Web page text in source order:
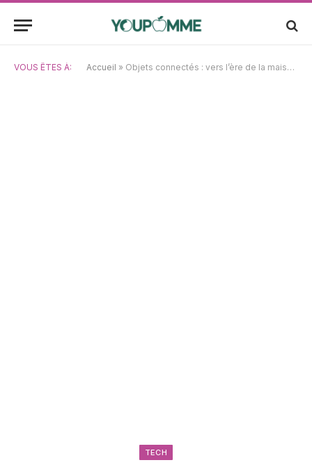
VOUS ÊTES À: Accueil » Objets connectés : vers l’ère de la maison intelligente
TECH